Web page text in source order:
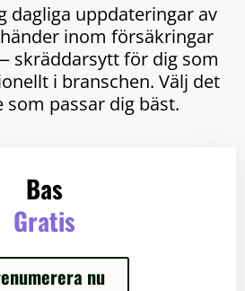
dagliga uppdateringar av
inom försäkringar
skräddarsytt för dig som
i branschen. Välj det
som passar dig bäst.
Bas
Gratis
nu